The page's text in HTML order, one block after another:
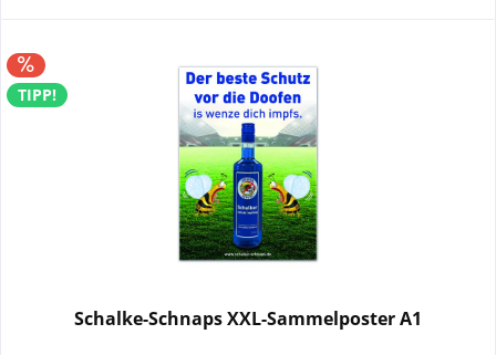
TIPP!
Schalke-Schnaps XXL-Sammelposter A1